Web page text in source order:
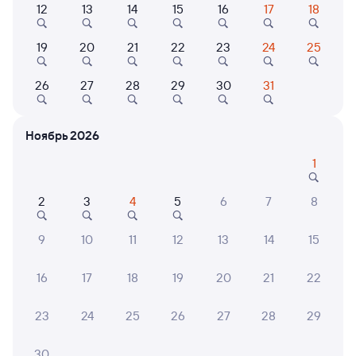
Выберите дату
Найдём билет на поезд за вас
8,6
12 13 14 15 16 17 18
19 20 21 22 23 24 25
26 27 28 29 30 31
Ноябрь 2026
1
2 3 4 5 6 7 8
9 10 11 12 13 14 15
16 17 18 19 20 21 22
23 24 25 26 27 28 29